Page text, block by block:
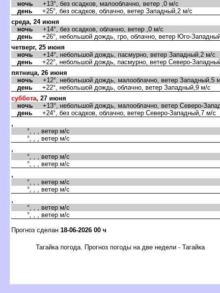
ночь +13°, без осадков, малооблачно, ветер ,0 м/с
день +25°, без осадков, облачно, ветер Западный,2 м/с
среда, 24 июня
ночь +14°, без осадков, облачно, ветер ,0 м/с
день +26°, небольшой дождь, гро, облачно, ветер Юго-
четверг, 25 июня
ночь +14°, небольшой дождь, пасмурно, ветер Западный,2 м/с
день +22°, небольшой дождь, пасмурно, ветер Северо-
пятница, 26 июня
ночь +12°, небольшой дождь, малооблачно, ветер Западный,5
день +22°, небольшой дождь, облачно, ветер Западный,9 м/с
суббота, 27 июня
ночь +13°, небольшой дождь, малооблачно, ветер Северо-
день +24°, без осадков, облачно, ветер Северо-Западный,7 м/с
,
°, , , ветер м/с
°, , , ветер м/с
,
°, , , ветер м/с
°, , , ветер м/с
,
°, , , ветер м/с
°, , , ветер м/с
,
°, , , ветер м/с
°, , , ветер м/с
Прогноз сделан 18-06-2026 00 ч
Тагайка погода. Прогноз погоды на две недели - Тагайка